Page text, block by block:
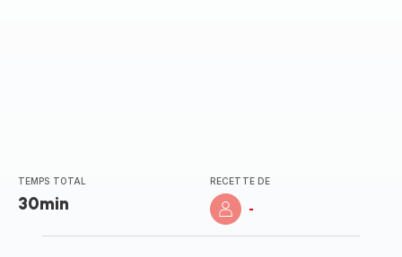
TEMPS TOTAL
30min
RECETTE DE
-